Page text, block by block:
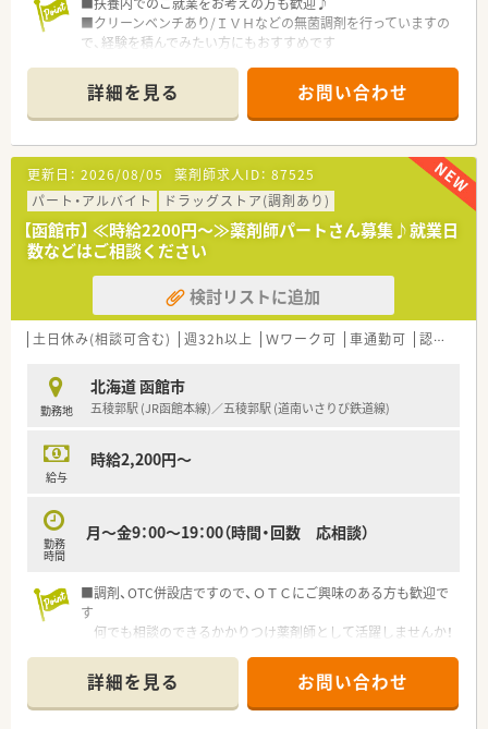
■クリーンベンチあり/ＩＶＨなどの無菌調剤を行っていますの
で、経験を積んでみたい方にもおすすめです
作りを心がけている薬局です
■教育体制も整っていますので、調剤経験のない方やブランクの
ある方のご応募もお待ちしております
詳細を見る お問い合わせ
更新日： 2026/08/05 薬剤師求人ID： 87525
パート・アルバイト
ドラッグストア(調剤あり)
【函館市】 ≪時給2200円～≫薬剤師パートさん募集♪就業日
数などはご相談ください
検討リストに追加
土日休み(相談可含む) 週32h以上 Ｗワーク可 車通勤可 認定薬剤師取得支援あり
勤務地
北海道 函館市
五稜郭駅 (JR函館本線)／五稜郭駅 (道南いさりび鉄道線)
給与
時給2,200円～
勤務
時間
月～金9：00～19：00（時間・回数 応相談）
■調剤、OTC併設店ですので、ＯＴＣにご興味のある方も歓迎で
す
何でも相談のできるかかりつけ薬剤師として活躍しませんか！
短時間・扶養内勤務や社保加入のしっかり勤務までご相談ＯＫ
詳細を見る お問い合わせ